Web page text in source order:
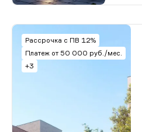
Рассрочка с ПВ 12%
Платеж от 50 000 руб./мес.
+3